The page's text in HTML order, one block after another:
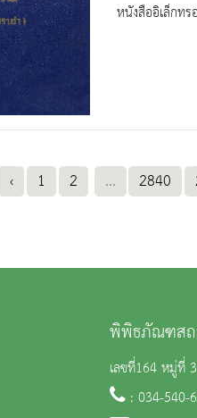
หนังสืออิเล็กท
‹ 1 2 ... 2840
พิพิธภัณฑสถ
เลขที่164 หมู่ที่
: 034-540-